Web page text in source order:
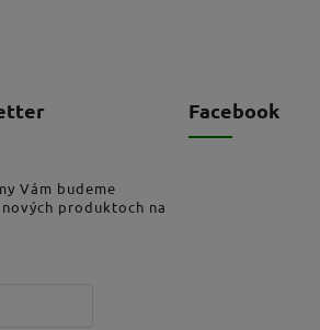
Vám budeme
produktoch na
Facebook